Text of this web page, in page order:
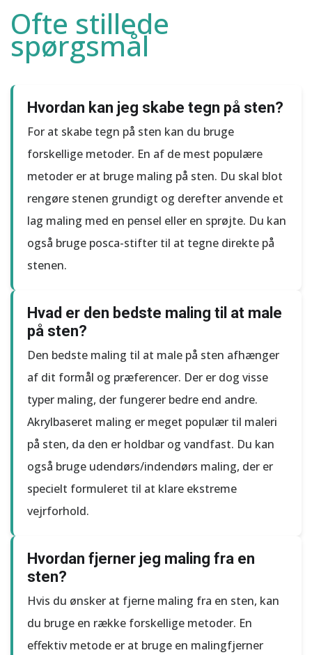
Ofte stillede
spørgsmål
Hvordan kan jeg skabe tegn på sten?
For at skabe tegn på sten kan du bruge
forskellige metoder. En af de mest populære
metoder er at bruge maling på sten. Du skal blot
rengøre stenen grundigt og derefter anvende et
lag maling med en pensel eller en sprøjte. Du kan
også bruge posca-stifter til at tegne direkte på
stenen.
Hvad er den bedste maling til at male
på sten?
Den bedste maling til at male på sten afhænger
af dit formål og præferencer. Der er dog visse
typer maling, der fungerer bedre end andre.
Akrylbaseret maling er meget populær til maleri
på sten, da den er holdbar og vandfast. Du kan
også bruge udendørs/indendørs maling, der er
specielt formuleret til at klare ekstreme
vejrforhold.
Hvordan fjerner jeg maling fra en
sten?
Hvis du ønsker at fjerne maling fra en sten, kan
du bruge en række forskellige metoder. En
effektiv metode er at bruge en malingfjerner